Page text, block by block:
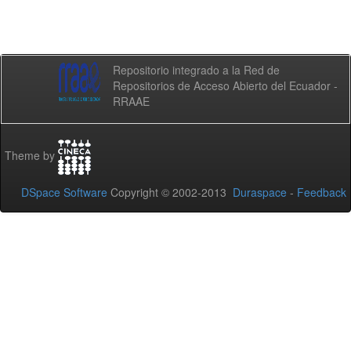
Repositorio integrado a la Red de
Repositorios de Acceso Abierto del Ecuador -
RRAAE
Theme by
DSpace Software Copyright © 2002-2013 Duraspace - Feedback